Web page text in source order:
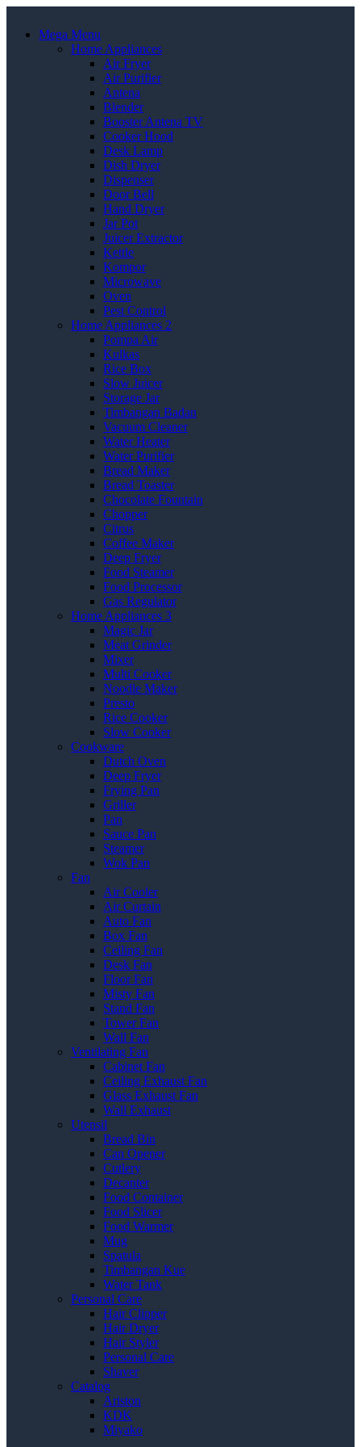
Mega Menu
Home Appliances
Air Fryer
Air Purifier
Antena
Blender
Booster Antena TV
Cooker Hood
Desk Lamp
Dish Dryer
Dispenser
Door Bell
Hand Dryer
Jar Pot
Juicer Extractor
Kettle
Kompor
Microwave
Oven
Pest Control
Home Appliances 2
Pompa Air
Kulkas
Rice Box
Slow Juicer
Storage Jar
Timbangan Badan
Vacuum Cleaner
Water Heater
Water Purifier
Bread Maker
Bread Toaster
Chocolate Fountain
Chopper
Citrus
Coffee Maker
Deep Fryer
Food Steamer
Food Processor
Gas Regulator
Home Appliances 3
Magic Jar
Meat Grinder
Mixer
Multi Cooker
Noodle Maker
Presto
Rice Cooker
Slow Cooker
Cookware
Dutch Oven
Deep Fryer
Frying Pan
Griller
Pan
Sauce Pan
Steamer
Wok Pan
Fan
Air Cooler
Air Curtain
Auto Fan
Box Fan
Ceiling Fan
Desk Fan
Floor Fan
Misty Fan
Stand Fan
Tower Fan
Wall Fan
Ventilating Fan
Cabinet Fan
Ceiling Exhaust Fan
Glass Exhaust Fan
Wall Exhaust
Utensil
Bread Bin
Can Opener
Cutlery
Decanter
Food Container
Food Slicer
Food Warmer
Mug
Spatula
Timbangan Kue
Water Tank
Personal Care
Hair Clipper
Hair Dryer
Hair Styler
Personal Care
Shaver
Catalog
Ariston
KDK
Miyako